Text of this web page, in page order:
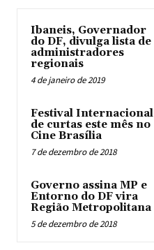
Ibaneis, Governador
do DF, divulga lista de
administradores
regionais
4 de janeiro de 2019
Festival Internacional
de curtas este mês no
Cine Brasília
7 de dezembro de 2018
Governo assina MP e
Entorno do DF vira
Região Metropolitana
5 de dezembro de 2018